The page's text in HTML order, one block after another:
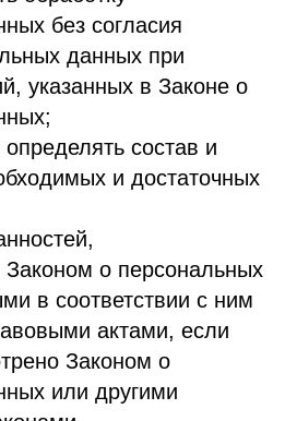
без согласия
данных при
указанных в Законе о
состав и
и достаточных
о персональных
в соответствии с ним
актами, если
Законом о
или другими